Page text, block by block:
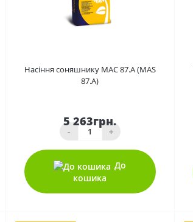
Насіння соняшнику МАС 87.А (MAS
87.A)
5 263грн.
- +
До
кошика